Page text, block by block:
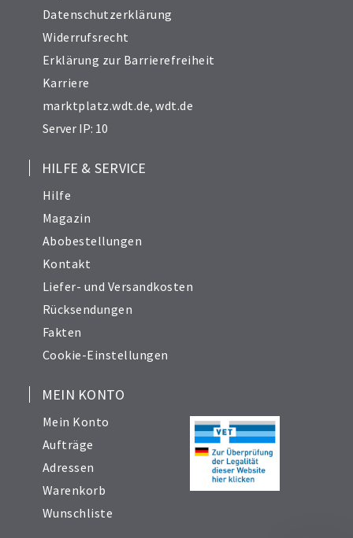
Datenschutzerklärung
Widerrufsrecht
Erklärung zur Barrierefreiheit
Karriere
marktplatz.wdt.de,wdt.de
Server IP: 10
HILFE & SERVICE
Hilfe
Magazin
Abobestellungen
Kontakt
Liefer- und Versandkosten
Rücksendungen
Fakten
Cookie-Einstellungen
MEIN KONTO
Mein Konto
Aufträge
Adressen
Warenkorb
Wunschliste